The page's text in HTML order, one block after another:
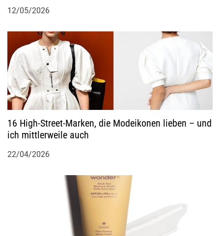
12/05/2026
16 High-Street-Marken, die Modeikonen lieben – und
ich mittlerweile auch
22/04/2026